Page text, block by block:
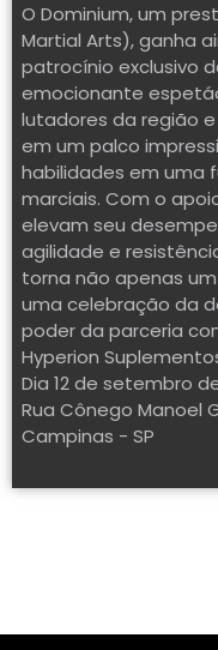
O Dominium, um
Martial Arts), ganha
patrocínio exclusivo
emocionante
lutadores da região
em um palco
habilidades em uma
marciais. Com o
elevam seu
agilidade e
torna não apenas
uma celebração da
poder da parceria
Hyperion
Dia 12 de setembro
Rua Cônego Manoel
Campinas - SP